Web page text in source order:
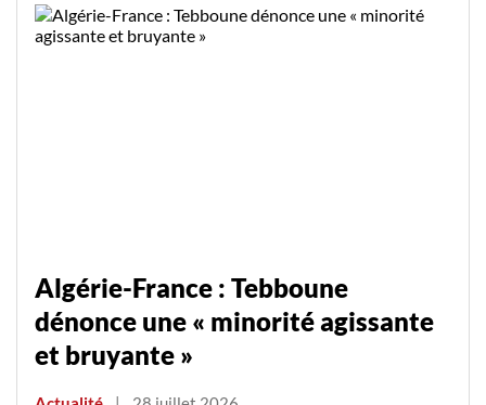
Algérie-France : Tebboune
dénonce une « minorité agissante
et bruyante »